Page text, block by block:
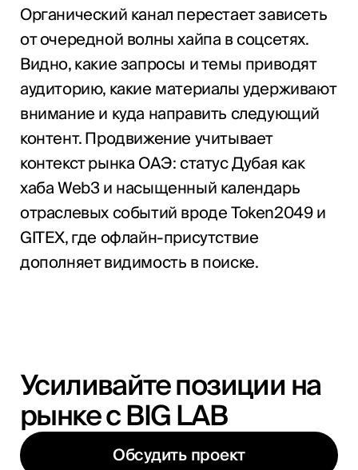
Органический канал перестает зависеть
от очередной волны хайпа в соцсетях.
Видно, какие запросы и темы приводят
аудиторию, какие материалы удерживают
внимание и куда направить следующий
контент. Продвижение учитывает
контекст рынка ОАЭ: статус Дубая как
хаба Web3 и насыщенный календарь
отраслевых событий вроде Token2049 и
GITEX, где офлайн-присутствие
дополняет видимость в поиске.
Усиливайте позиции на
рынке с BIG LAB
Обсудить проект